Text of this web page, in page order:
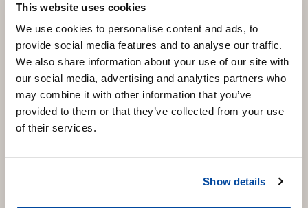
This website uses cookies
We use cookies to personalise content and ads, to
provide social media features and to analyse our traffic.
We also share information about your use of our site with
our social media, advertising and analytics partners who
may combine it with other information that you’ve
provided to them or that they’ve collected from your use
of their services.
Show details
”Tein kirvesmiehenä toisen palkkalistoilla vuodesta 2011
Designtalon elementtiasennus- ja loppu-urakoita vuoden
2015 kevääseen asti, jolloin siirryin isommille työmaille.
2018 entinen työkaverini houkutteli toiminimen
perustamiseen ja DENin urakoitsijaksi. Nyt on yli kaksi ja
puoli vuotta vierähtänyt urakoitsijana, eikä voi sanoa
katuvansa valintaa.
Työturvallisuuden suhteen DEN on selvästi edelläkävijä
riittävän.
Koen että DENin tekijäystävällinen rakennesuunnittelu,